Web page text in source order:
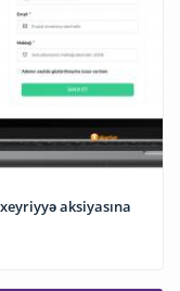
aksiyasına